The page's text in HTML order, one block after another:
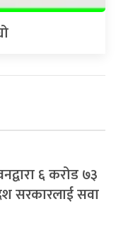
६ करोड ७३
सरकारलाई सवा